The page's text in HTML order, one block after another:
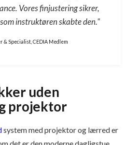
Vores finjustering sikrer,
instruktøren skabte den."
& Specialist, CEDIA Medlem
uden
projektor
system med projektor og lærred er